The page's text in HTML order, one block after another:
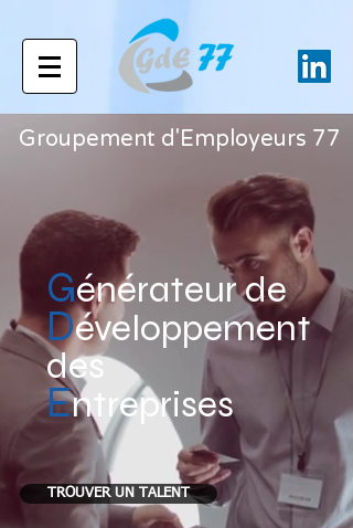
Générateur de
Développement
des
Entreprises
TROUVER UN TALENT
Groupement d'Employeurs 77